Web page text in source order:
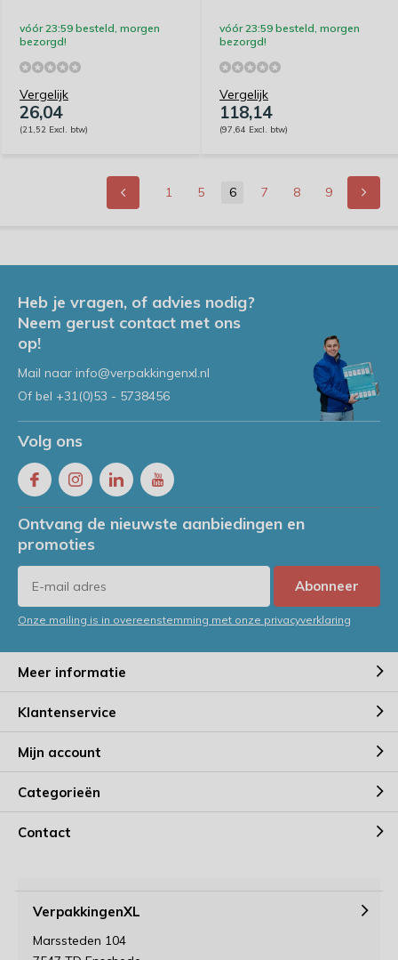
vóór 23:59 besteld, morgen
bezorgd!
Vergelijk
26,04
(21,52 Excl. btw)
vóór 23:59 besteld, morgen
bezorgd!
Vergelijk
118,14
(97,64 Excl. btw)
1 5 6 7 8 9
Heb je vragen, of advies nodig?
Neem gerust contact met ons
op!
Mail naar info@verpakkingenxl.nl
Of bel +31(0)53 - 5738456
Volg ons
Ontvang de nieuwste aanbiedingen en
promoties
Abonneer
Onze mailing is in overeenstemming met onze privacyverklaring
Meer informatie
Klantenservice
Mijn account
Categorieën
Contact
VerpakkingenXL
Marssteden 104